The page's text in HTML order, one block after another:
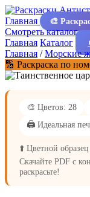
Главная 🎨
Смотреть каталог
Главная Каталог
Главная /Морские
🔢 Раскраска по
🎨 Цветов: 28
🖨️ Идеальная
⬆️ Цветной образец
Скачайте PDF с
раскрасьте!